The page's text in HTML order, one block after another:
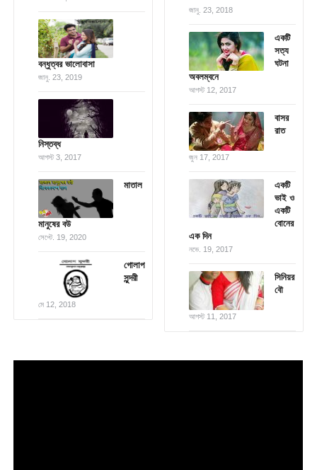
বন্ধুত্বর ভালোবাসা
জানু. 23, 2019
নিস্তব্ধ
আগস্ট 3, 2017
মাতাল
মানুষের বউ
সেপ্টে. 19, 2020
গোলাপ
সুন্দরী
মে 12, 2018
জানু. 23, 2018
একটি
সত্য
ঘটনা
অবলম্বনে
আগস্ট 12, 2017
বাসর
রাত
জুন 17, 2017
একটি
ভাই ও
একটি
বোনের
এক দিন
নভে. 19, 2017
সিনিয়র
বৌ
আগস্ট 11, 2017